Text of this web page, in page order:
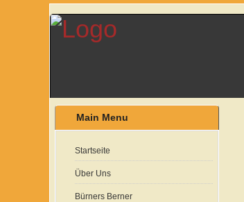
Main Menu
Startseite
Über Uns
Bürners Berner